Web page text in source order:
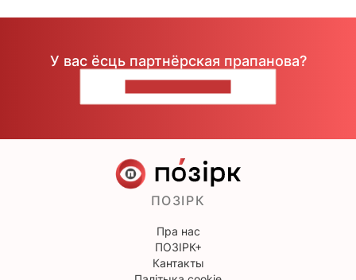
У вас ёсць партнёрская прапанова?
ПОЗІРК
Пра нас
ПОЗІРК+
Кантакты